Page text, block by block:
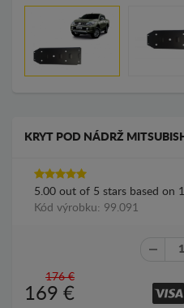
KRYT POD NÁDRŽ
5.00 out of 5 stars based on 1
Kód výrobku: 99.091
176 €
169 €